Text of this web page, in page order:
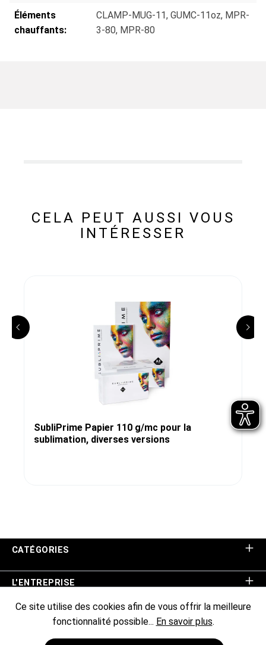
Éléments
chauffants:
CLAMP-MUG-11, GUMC-11oz, MPR-
3-80, MPR-80
CELA PEUT AUSSI VOUS
INTÉRESSER
SubliPrime Papier 110 g/mc pour la
sublimation, diverses versions
CATÉGORIES
L'ENTREPRISE
ASSISTANCE BOUTIQUE
Ce site utilise des cookies afin de vous offrir la meilleure
fonctionnalité possible... En savoir plus.